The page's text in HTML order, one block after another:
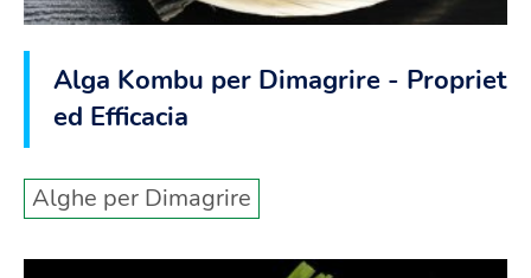
Alga Kombu per Dimagrire - Proprietà
ed Efficacia
Alghe per Dimagrire